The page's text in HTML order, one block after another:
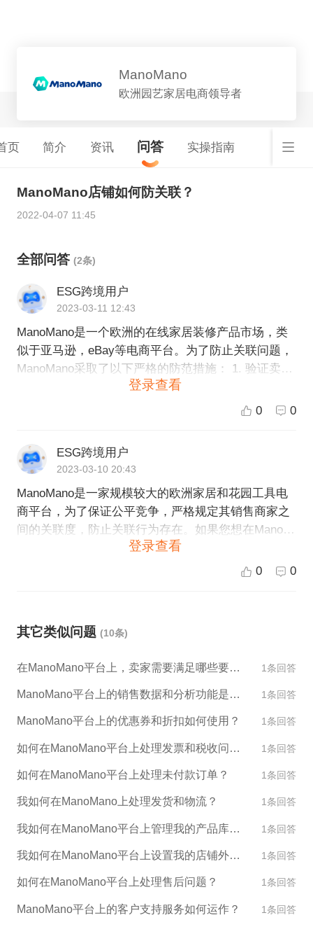
ManoMano
欧洲园艺家居电商领导者
页 简介 资讯 问答 实操指南
ManoMano店铺如何防关联？
2022-04-07 11:45
全部问答 (2条)
ESG跨境用户
2023-03-11 12:43
ManoMano是一个欧洲的在线家居装修产品市场，类
似于亚马逊，eBay等电商平台。为了防止关联问题，
ManoMano采取了以下严格的防范措施： 1. 验证卖家
身份：ManoMano严格审核卖家身份，确保每个卖家
都是真实的独立实体。只有审核通过的卖家才能在平
个账号。如果发现卖家有多个账号，则ManoMano将
采取必要的行动。 3. 检测卖家关联关系：ManoMano
利用数据分析技术和手动审核，定期检查卖家之间的
关系，如IP地址、公司注册信息、电话号码、仓库地
址等，发现关联行为将被迅速处理。 4. 设置交易限
制：ManoMano限制卖家只能向同一买家售卖一定数
量的商品，这样防止了卖家通过重复买家或假帐号等
买家均安全和公平地进行交易。
登录查看
0 0
ESG跨境用户
2023-03-10 20:43
ManoMano是一家规模较大的欧洲家居和花园工具电
商平台，为了保证公平竞争，严格规定其销售商家之
间的关联度，防止关联行为存在。如果您想在ManoM
ano平台上开店，需要遵守以下几点： 1. 对于销售
商，其实体店和其他电商平台不能与ManoMano店铺
no平台上销售同类商品的销售商提供优惠、折扣、广
过调整价格、更改商品描述等手段试图规避ManoMan
o的防关联规定。 总之，作为ManoMano店铺的销售
现违规行为，ManoMano可能会对其采取惩罚措施，
包括但不限于降低搜索排名、中止店铺运营等。
登录查看
0 0
其它类似问题 (10条)
在ManoMano平台上，卖家需要满足哪些要求才能销售产品？ 1条回答
ManoMano平台上的销售数据和分析功能是什么？ 1条回答
ManoMano平台上的优惠券和折扣如何使用？ 1条回答
如何在ManoMano平台上处理发票和税收问题？ 1条回答
如何在ManoMano平台上处理未付款订单？ 1条回答
我如何在ManoMano上处理发货和物流？ 1条回答
我如何在ManoMano平台上管理我的产品库存？ 1条回答
我如何在ManoMano平台上设置我的店铺外观和设计？ 1条回答
如何在ManoMano平台上处理售后问题？ 1条回答
ManoMano平台上的客户支持服务如何运作？ 1条回答